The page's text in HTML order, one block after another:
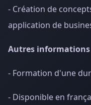
- Création de
application de
Autres
- Formation d'une
- Disponible en